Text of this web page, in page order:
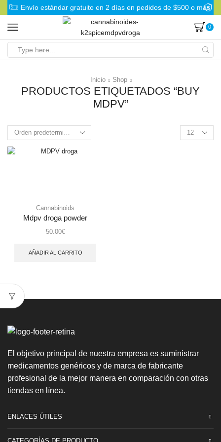
Envío estándar gratuito en 2 días en pedidos de $500 o más
0
Inicio Shop
PRODUCTOS ETIQUETADOS “BUY
MDPV”
Products
per
Cannabinoids
Mdpv droga powder
50.00€
AÑADIR AL CARRITO
El objetivo principal de nuestra empresa es suministrar
medicamentos genéricos y de marca de fabricante
profesional de la mejor manera en comparación con otras
tiendas en línea.
ENLACES ÚTILES